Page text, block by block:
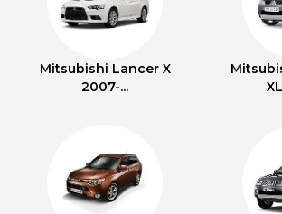
Mitsubishi Lancer X
2007-...